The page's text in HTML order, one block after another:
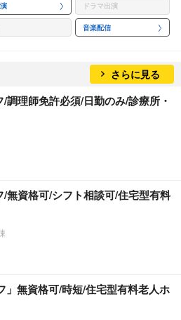
ドラマ出演
音楽配信
さらに見る
/調理師免許必須/日勤のみ/診療所・
/無資格可/シフト相談可/住宅型有料
」無資格可/時短/住宅型有料老人ホ